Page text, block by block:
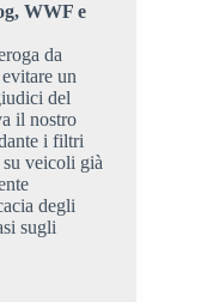
WWF e
da
un
del
il nostro
i filtri
veicoli già
degli
sugli